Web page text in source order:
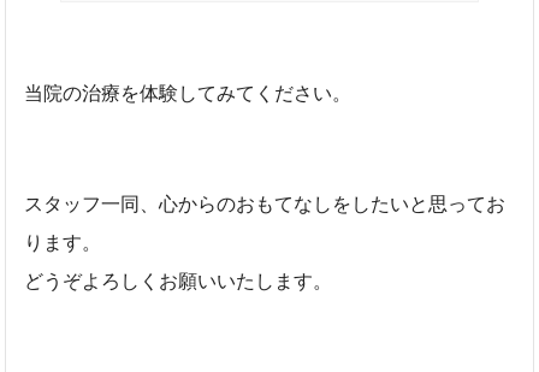
当院の治療を体験してみてください。
スタッフ一同、心からのおもてなしをしたいと思ってお
ります。
どうぞよろしくお願いいたします。